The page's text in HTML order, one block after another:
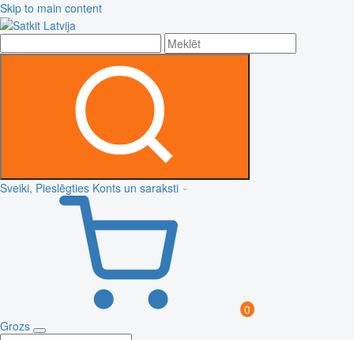
Skip to main content
Sveiki, Pieslēgties Konts un saraksti
0
Grozs